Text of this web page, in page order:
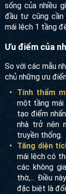
sống của nhiều
đầu tư cũng cần
mái lệch 1 tầng
Ưu điểm của
So với các mẫu
chủ những ưu
Tính thẩm
một tầng mái
tạo điểm
nhà trở nên
truyền thống.
Tăng diện
mái lệch có
các không
thờ,... Điều
đặc biệt là